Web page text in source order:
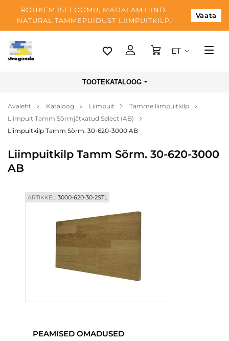
ROHKEM ISELOOMU, MADALAM HIND.
NATURAL TAMMEPUIDUST LIIMPUITKILP.
Vaata
Tallinn
Makse
Meist
Kontaktid
ET
TOOTEKATALOOG
Avaleht Kataloog Liimpuit
Tamme liimpuitkilp
Liimpuit Tamm Sõrmjätkatud Select (AB)
Liimpuitkilp Tamm Sõrm. 30-620-3000 AB
Liimpuitkilp Tamm Sõrm. 30-620-3000
AB
ARTIKKEL:3000-620-30-2STL
PEAMISED OMADUSED